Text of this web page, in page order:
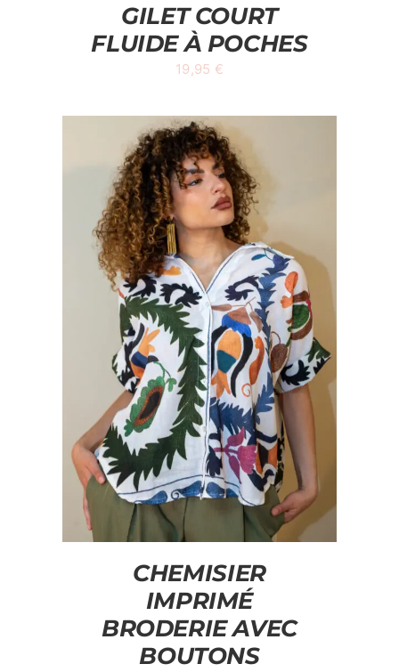
GILET COURT
FLUIDE À POCHES
19,95 €
CHEMISIER
IMPRIMÉ
BRODERIE AVEC
BOUTONS